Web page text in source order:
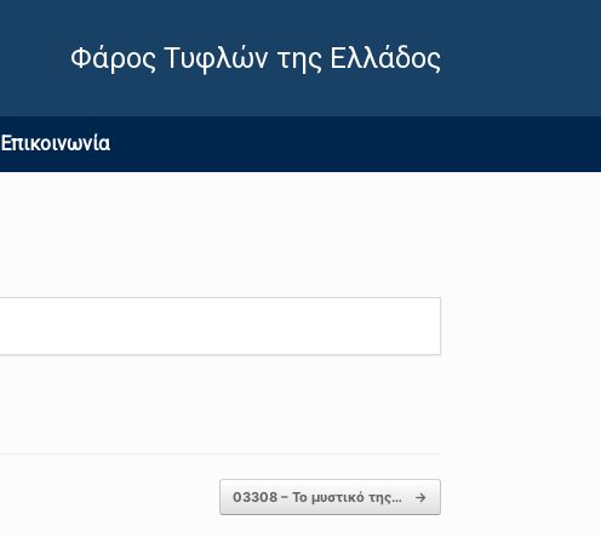
Φάρος Τυφλών της Ελλάδος
Επικοινωνία
03308 – Το μυστικό της… →